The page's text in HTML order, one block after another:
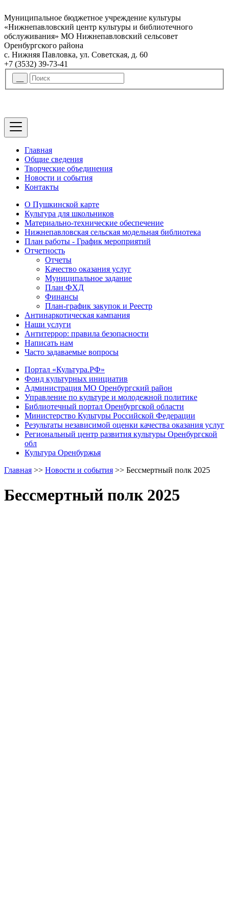
Муниципальное бюджетное учреждение культуры
«Нижнепавловский центр культуры и библиотечного
обслуживания» МО Нижнепавловский сельсовет
Оренбургского района
с. Нижняя Павловка, ул. Советская, д. 60
+7 (3532) 39-73-41
Главная
Общие сведения
Творческие объединения
Новости и события
Контакты
О Пушкинской карте
Культура для школьников
Материально-технические обеспечение
Нижнепавловская сельская модельная библиотека
План работы - График мероприятий
Отчетность
Отчеты
Качество оказания услуг
Муниципальное задание
План ФХД
Финансы
План-график закупок и Реестр
Антинаркотическая кампания
Наши услуги
Антитеррор: правила безопасности
Написать нам
Часто задаваемые вопросы
Портал «Культура.РФ»
Фонд культурных инициатив
Администрация МО Оренбургский район
Управление по культуре и молодежной политике
Библиотечный портал Оренбургской области
Министерство Культуры Российской Федерации
Результаты независимой оценки качества оказания услуг
Региональный центр развития культуры Оренбургской
обл
Культура Оренбуржья
Главная >> Новости и события >> Бессмертный полк 2025
Бессмертный полк 2025